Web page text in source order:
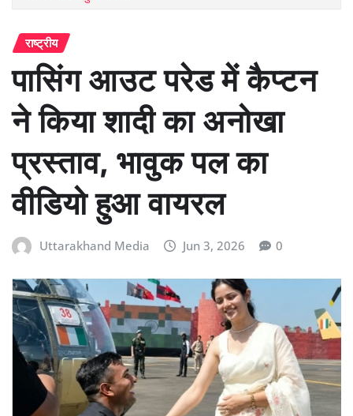
राष्ट्रीय
पासिंग आउट परेड में कैप्टन
ने किया शादी का अनोखा
प्रस्ताव, भावुक पल का
वीडियो हुआ वायरल
Uttarakhand Media Jun 3, 2026 0